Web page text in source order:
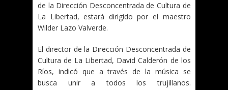
de la Dirección Desconcentrada de Cultura de
La Libertad, estará dirigido por el maestro
Wilder Lazo Valverde.
El director de la Dirección Desconcentrada de
Cultura de La Libertad, David Calderón de los
Ríos, indicó que a través de la música se
busca unir a todos los trujillanos.